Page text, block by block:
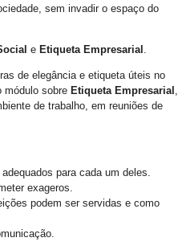
sem invadir o espaço do
e Etiqueta Empresarial .
de elegância e etiqueta úteis no
módulo sobre Etiqueta Empresarial ,
de trabalho, em reuniões de
para cada um deles.
exageros.
podem ser servidas e como